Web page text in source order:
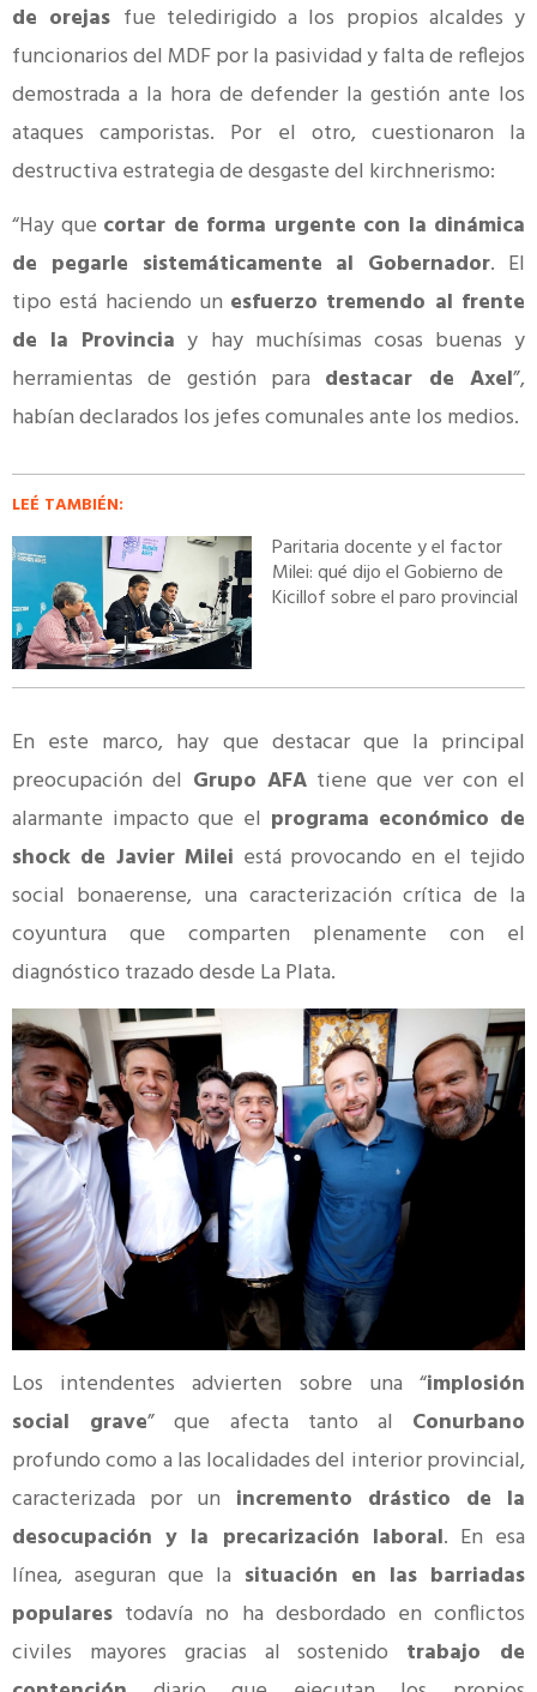
de orejas fue teledirigido a los propios alcaldes y
funcionarios del MDF por la pasividad y falta de reflejos
demostrada a la hora de defender la gestión ante los
ataques camporistas. Por el otro, cuestionaron la
destructiva estrategia de desgaste del kirchnerismo:
“Hay que cortar de forma urgente con la dinámica
de pegarle sistemáticamente al Gobernador. El
tipo está haciendo un esfuerzo tremendo al frente
de la Provincia y hay muchísimas cosas buenas y
herramientas de gestión para destacar de Axel”,
habían declarados los jefes comunales ante los medios.
LEÉ TAMBIÉN:
Paritaria docente y el factor
Milei: qué dijo el Gobierno de
Kicillof sobre el paro provincial
En este marco, hay que destacar que la principal
preocupación del Grupo AFAtiene que ver con el
alarmante impacto que el programa económico de
shock de Javier Milei está provocando en el tejido
social bonaerense, una caracterización crítica de la
coyuntura que comparten plenamente con el
diagnóstico trazado desde La Plata.
Los intendentes advierten sobre una “implosión
social grave” que afecta tanto al Conurbano
profundo como a las localidades del interior provincial,
caracterizada por un incremento drástico de la
desocupación y la precarización laboral. En esa
línea, aseguran que la situación en las barriadas
populares todavía no ha desbordado en conflictos
civiles mayores gracias al sostenido trabajo de